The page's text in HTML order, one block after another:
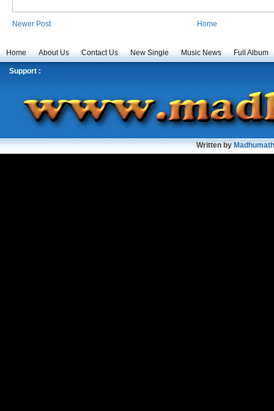
Newer Post Home
Home About Us Contact Us New Single Music News Full Album
Support :
Written by